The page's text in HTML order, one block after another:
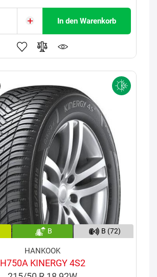
In den Warenkorb
B B (72)
HANKOOK
H750A KINERGY 4S2